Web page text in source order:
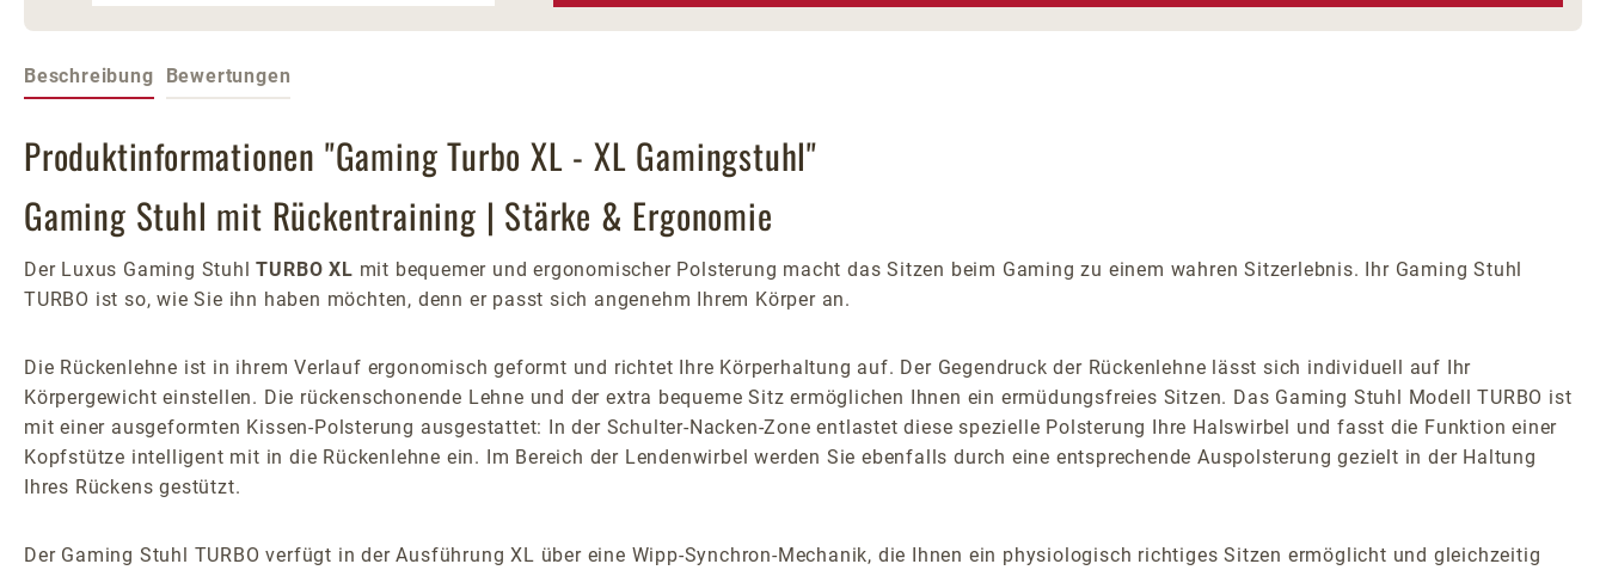
Beschreibung Bewertungen
Produktinformationen "Gaming Turbo XL - XL Gamingstuhl"
Gaming Stuhl mit Rückentraining | Stärke & Ergonomie
Der Luxus Gaming StuhlTURBO XL mit bequemer und ergonomischer Polsterung macht das Sitzen beim Gaming zu einem wahren Sitzerlebnis. Ihr Gaming Stuhl
TURBO ist so, wie Sie ihn haben möchten, denn er passt sich angenehm Ihrem Körper an.
Die Rückenlehne ist in ihrem Verlauf ergonomisch geformt und richtet Ihre Körperhaltung auf. Der Gegendruck der Rückenlehne lässt sich individuell auf Ihr
Körpergewicht einstellen. Die rückenschonende Lehne und der extra bequeme Sitz ermöglichen Ihnen ein ermüdungsfreies Sitzen. Das Gaming Stuhl Modell TURBO ist
mit einer ausgeformten Kissen-Polsterung ausgestattet: In der Schulter-Nacken-Zone entlastet diese spezielle Polsterung Ihre Halswirbel und fasst die Funktion einer
Kopfstütze intelligent mit in die Rückenlehne ein. Im Bereich der Lendenwirbel werden Sie ebenfalls durch eine entsprechende Auspolsterung gezielt in der Haltung
Ihres Rückens gestützt.
Der Gaming Stuhl TURBO verfügt in der Ausführung XL über eine Wipp-Synchron-Mechanik, die Ihnen ein physiologisch richtiges Sitzen ermöglicht und gleichzeitig